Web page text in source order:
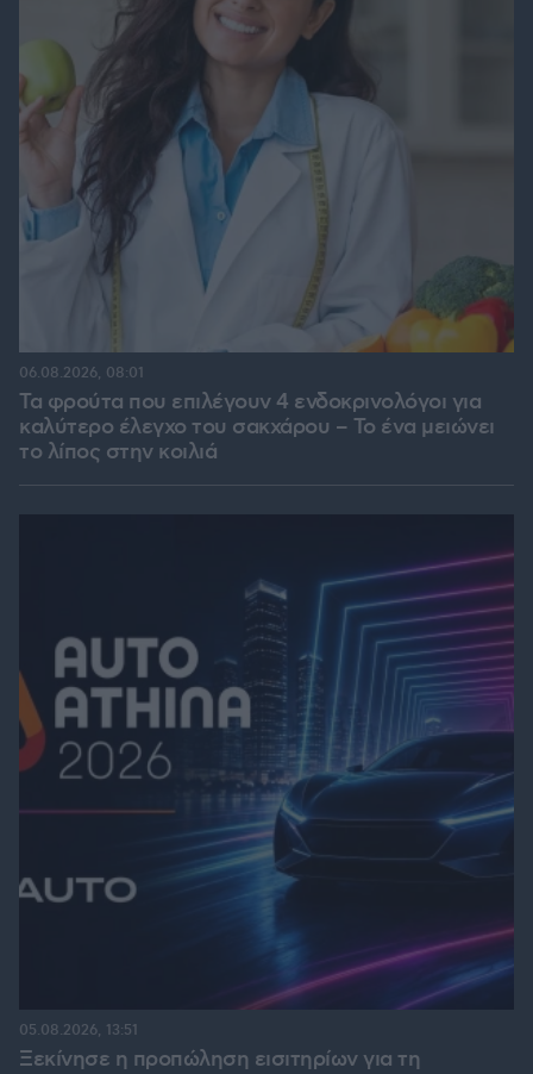
Τα φρούτα που επιλέγουν 4 ενδοκρινολόγοι για
καλύτερο έλεγχο του σακχάρου – Το ένα μειώνει
το λίπος στην κοιλιά
06.08.2026, 08:01
Ξεκίνησε η προπώληση εισιτηρίων για τη
05.08.2026, 13:51